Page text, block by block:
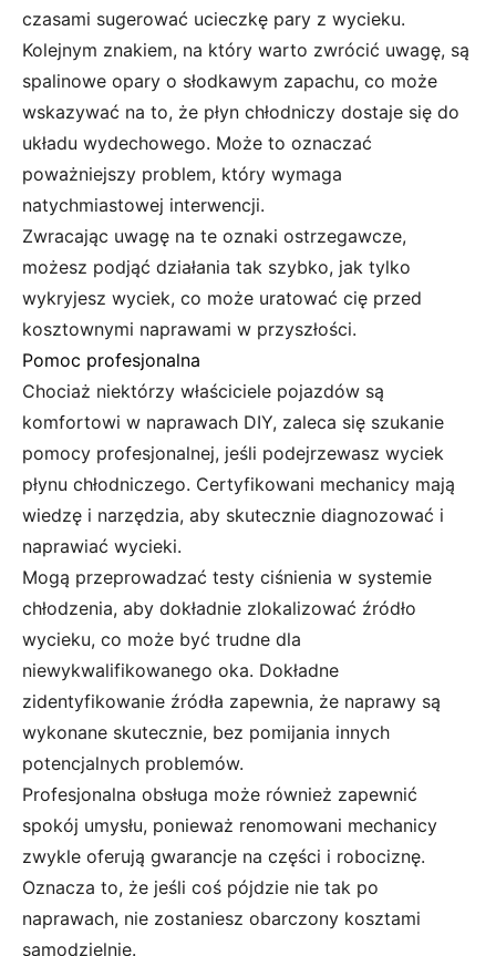
czasami sugerować ucieczkę pary z wycieku.
Kolejnym znakiem, na który warto zwrócić uwagę, są
spalinowe opary o słodkawym zapachu, co może
wskazywać na to, że płyn chłodniczy dostaje się do
układu wydechowego. Może to oznaczać
poważniejszy problem, który wymaga
natychmiastowej interwencji.
Zwracając uwagę na te oznaki ostrzegawcze,
możesz podjąć działania tak szybko, jak tylko
wykryjesz wyciek, co może uratować cię przed
kosztownymi naprawami w przyszłości.
Pomoc profesjonalna
Chociaż niektórzy właściciele pojazdów są
komfortowi w naprawach DIY, zaleca się szukanie
pomocy profesjonalnej, jeśli podejrzewasz wyciek
płynu chłodniczego. Certyfikowani mechanicy mają
wiedzę i narzędzia, aby skutecznie diagnozować i
naprawiać wycieki.
Mogą przeprowadzać testy ciśnienia w systemie
chłodzenia, aby dokładnie zlokalizować źródło
wycieku, co może być trudne dla
niewykwalifikowanego oka. Dokładne
zidentyfikowanie źródła zapewnia, że naprawy są
wykonane skutecznie, bez pomijania innych
potencjalnych problemów.
Profesjonalna obsługa może również zapewnić
spokój umysłu, ponieważ renomowani mechanicy
zwykle oferują gwarancje na części i robociznę.
Oznacza to, że jeśli coś pójdzie nie tak po
naprawach, nie zostaniesz obarczony kosztami
samodzielnie.